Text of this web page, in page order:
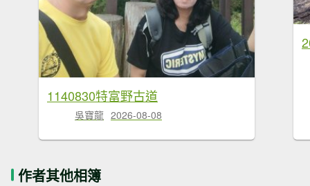
1140830特富野古道
吳寶龍 2026-08-08
作者其他相簿